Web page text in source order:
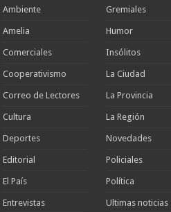
Ambiente
Amelia
Comerciales
Cooperativismo
Correo de Lectores
Cultura
Deportes
Editorial
El País
Entrevistas
Gremiales
Humor
Insólitos
La Ciudad
La Provincia
La Región
Novedades
Policiales
Política
Ultimas noticias